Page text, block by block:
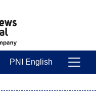
Main Navigation
PNI English